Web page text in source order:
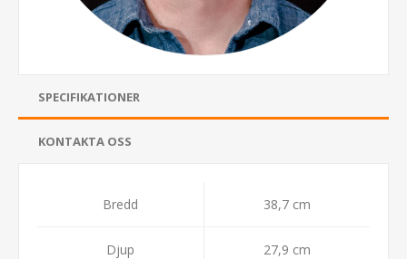
SPECIFIKATIONER
KONTAKTA OSS
Bredd 38,7 cm
Djup 27,9 cm